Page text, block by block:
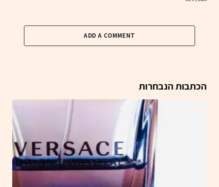
ADD A COMMENT
הכתבות הנבחרות